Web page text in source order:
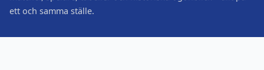
ett och samma ställe.